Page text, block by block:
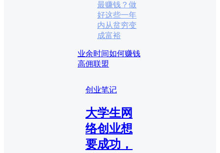
最赚钱？做
好这些一年
内从贫穷变
成富裕
业余时间如何赚钱
高佣联盟
创业笔记
大学生网
络创业想
要成功，